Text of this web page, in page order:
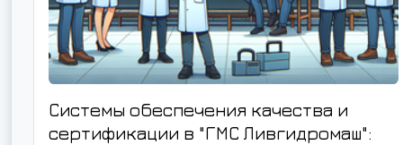
Системы обеспечения качества и
сертификации в "ГМС Ливгидромаш":